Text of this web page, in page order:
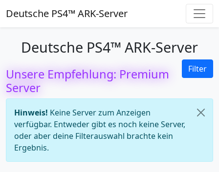
Deutsche PS4™ ARK-Server
Deutsche PS4™ ARK-Server
Filter
Unsere Empfehlung: Premium
Server
Hinweis! Keine Server zum Anzeigen
verfügbar. Entweder gibt es noch keine Server,
oder aber deine Filterauswahl brachte kein
Ergebnis.